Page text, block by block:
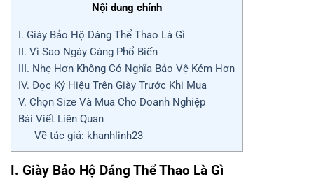
Nội dung chính
I. Giày Bảo Hộ Dáng Thể Thao Là Gì
II. Vì Sao Ngày Càng Phổ Biến
III. Nhẹ Hơn Không Có Nghĩa Bảo Vệ Kém Hơn
IV. Đọc Ký Hiệu Trên Giày Trước Khi Mua
V. Chọn Size Và Mua Cho Doanh Nghiệp
Bài Viết Liên Quan
Về tác giả: khanhlinh23
I. Giày Bảo Hộ Dáng Thể Thao Là Gì